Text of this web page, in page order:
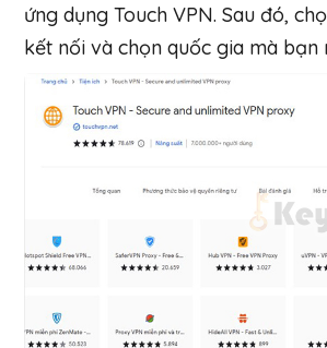
ứng dụng Touch VPN. Sau đó,
kết nối và chọn quốc gia mà bạn